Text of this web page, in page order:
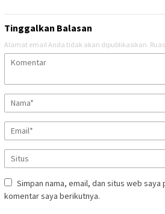
Tinggalkan Balasan
Alamat email Anda tidak akan dipublikasikan.
Simpan nama, email, dan situs web saya
komentar saya berikutnya.